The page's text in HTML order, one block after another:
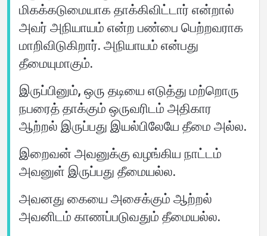
மிகக்கடுமையாக தாக்கிவிட்டார் என்றால்
அவர் அநியாயம் என்ற பண்பை பெற்றவராக
மாறிவிடுகிறார். அநியாயம் என்பது
தீமையுமாகும்.
இருப்பினும், ஒரு தடியை எடுத்து மற்றொரு
நபரைத் தாக்கும் ஒருவரிடம் அதிகார
ஆற்றல் இருப்பது இயல்பிலேயே தீமை அல்ல.
இறைவன் அவனுக்கு வழங்கிய நாட்டம்
அவனுள் இருப்பது தீமையல்ல.
அவனது கையை அசைக்கும் ஆற்றல்
அவனிடம் காணப்படுவதும் தீமையல்ல.